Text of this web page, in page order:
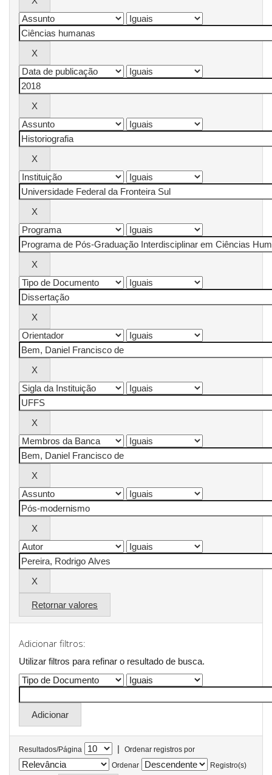
Retornar valores
Adicionar filtros:
Utilizar filtros para refinar o resultado de busca.
Resultados/Página |
Ordenar registros por
Ordenar
Registro(s)